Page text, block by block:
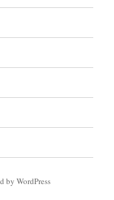
by WordPress